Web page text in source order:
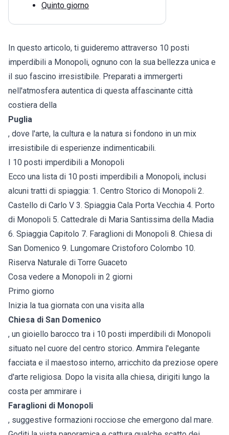
Quinto giorno
In questo articolo, ti guideremo attraverso 10 posti
imperdibili a Monopoli, ognuno con la sua bellezza unica e
il suo fascino irresistibile. Preparati a immergerti
nell'atmosfera autentica di questa affascinante città
costiera della
Puglia
, dove l'arte, la cultura e la natura si fondono in un mix
irresistibile di esperienze indimenticabili.
I 10 posti imperdibili a Monopoli
Ecco una lista di 10 posti imperdibili a Monopoli, inclusi
alcuni tratti di spiaggia: 1. Centro Storico di Monopoli 2.
Castello di Carlo V 3. Spiaggia Cala Porta Vecchia 4. Porto
di Monopoli 5. Cattedrale di Maria Santissima della Madia
6. Spiaggia Capitolo 7. Faraglioni di Monopoli 8. Chiesa di
San Domenico 9. Lungomare Cristoforo Colombo 10.
Riserva Naturale di Torre Guaceto
Cosa vedere a Monopoli in 2 giorni
Primo giorno
Inizia la tua giornata con una visita alla
Chiesa di San Domenico
, un gioiello barocco tra i 10 posti imperdibili di Monopoli
situato nel cuore del centro storico. Ammira l'elegante
facciata e il maestoso interno, arricchito da preziose opere
d'arte religiosa. Dopo la visita alla chiesa, dirigiti lungo la
costa per ammirare i
Faraglioni di Monopoli
, suggestive formazioni rocciose che emergono dal mare.